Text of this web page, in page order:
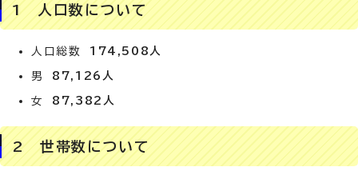
1 人口数について
人口総数 174,508人
男 87,126人
女 87,382人
2 世帯数について